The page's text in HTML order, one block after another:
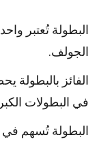
البطولة تُعتبر
الجولف.
الفائز بالبطولة
في البطولات
البطولة تُسهم في